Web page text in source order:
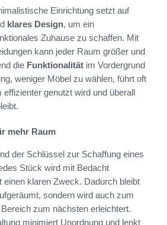
Einrichtung setzt auf
klares Design, um ein
Zuhause zu schaffen. Mit
kann jeder Raum größer und
die Funktionalität im Vordergrund
weniger Möbel zu wählen, führt oft
genutzt wird und überall
mehr Raum
der Schlüssel zur Schaffung eines
Stück wird mit Bedacht
einen klaren Zweck. Dadurch bleibt
sondern wird auch zum
zum nächsten erleichtert.
minimiert Unordnung und lenkt